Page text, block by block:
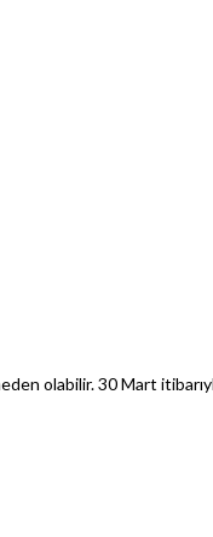
olabilir. 30 Mart